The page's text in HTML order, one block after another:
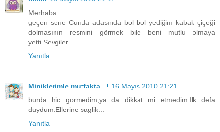
Merhaba
geçen sene Cunda adasında bol bol yediğim kabak çiçeği
dolmasının resmini görmek bile beni mutlu olmaya
yetti.Sevgiler
Yanıtla
Miniklerimle mutfakta ..! 16 Mayıs 2010 21:21
burda hic gormedim,ya da dikkat mi etmedim.Ilk defa
duydum.Ellerine saglik...
Yanıtla